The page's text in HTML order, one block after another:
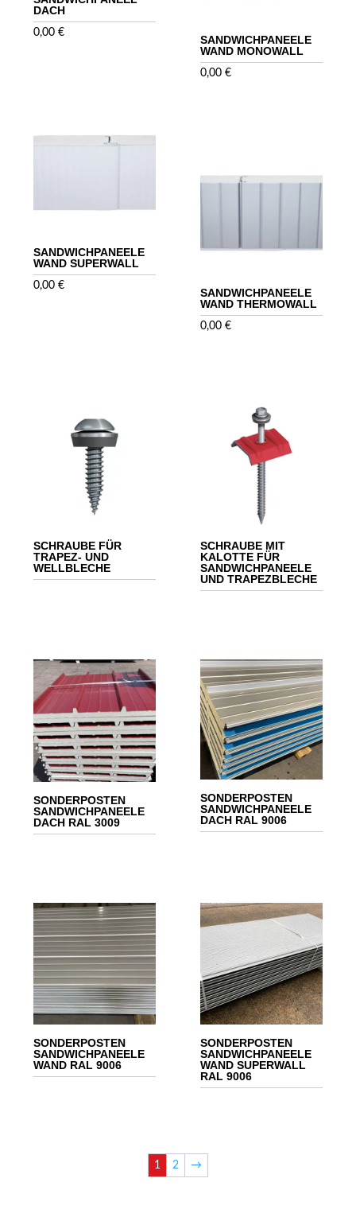
DACH
0,00€
SANDWICHPANEELE
WAND MONOWALL
0,00€
SANDWICHPANEELE
WAND SUPERWALL
0,00€
SANDWICHPANEELE
WAND THERMOWALL
0,00€
SCHRAUBE FÜR
TRAPEZ- UND
WELLBLECHE
SCHRAUBE MIT
KALOTTE FÜR
SANDWICHPANEELE
UND TRAPEZBLECHE
SONDERPOSTEN
SANDWICHPANEELE
DACH RAL 3009
SONDERPOSTEN
SANDWICHPANEELE
DACH RAL 9006
SONDERPOSTEN
SANDWICHPANEELE
WAND RAL 9006
SONDERPOSTEN
SANDWICHPANEELE
WAND SUPERWALL
RAL 9006
1 2 →